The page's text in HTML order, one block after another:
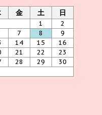
金 土 日
1
2
7 8
9
14 15
16
21 22
23
28 29
30